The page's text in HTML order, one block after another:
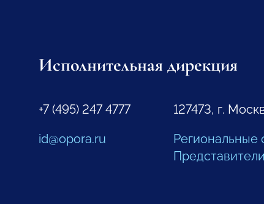
Исполнительная дирекция
+7 (495) 247 4777
id@opora.ru
127473, г.
Региональные